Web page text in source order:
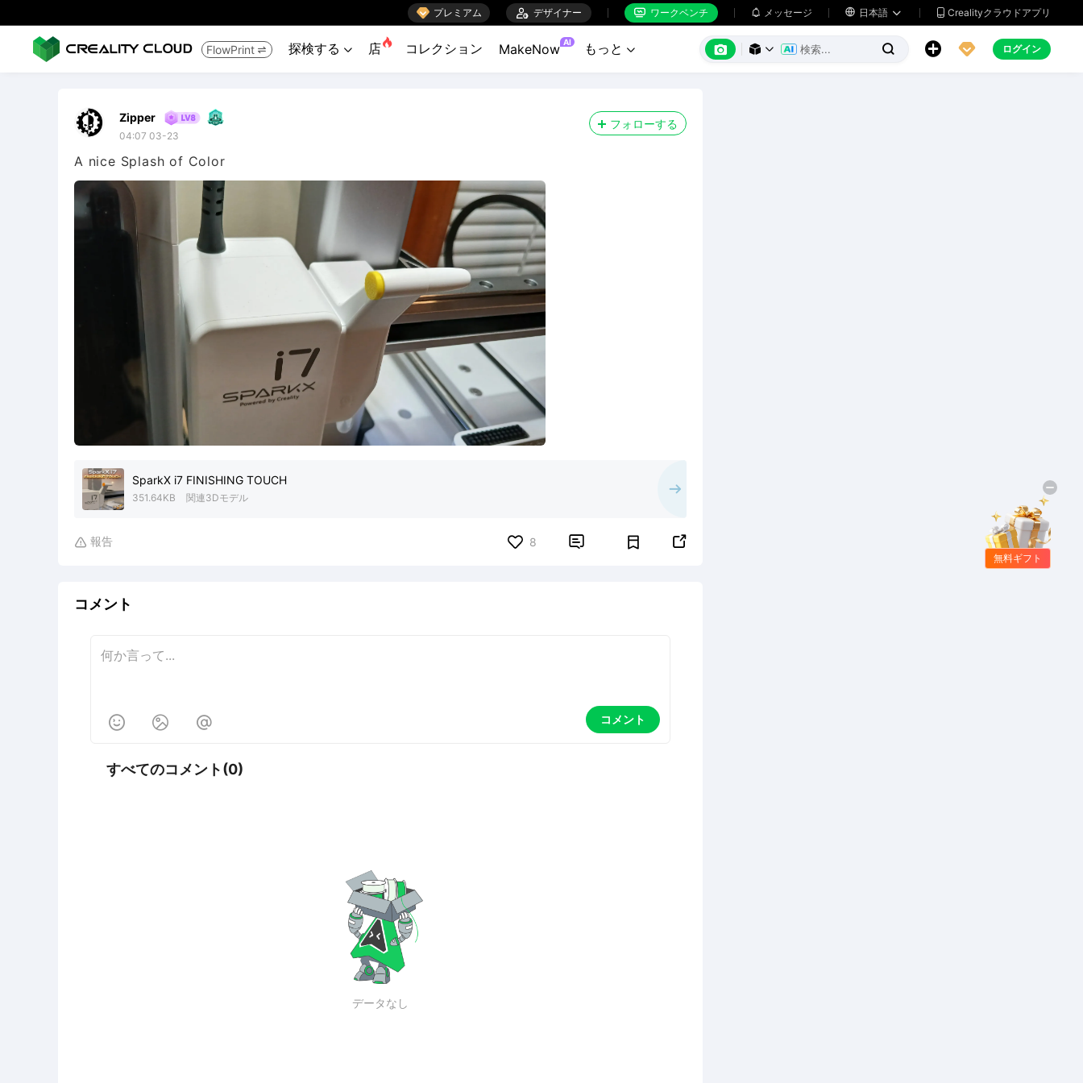
 プレミアム  デザイナー  ワークベンチ  メッセージ  日本語   Crealityクラウドアプリ
FlowPrint  探検する  店 コレクション MakeNow AI もっと        ログイン
Zipper
04:07 03-23
フォローする
A nice Splash of Color
SparkX i7 FINISHING TOUCH
351.64KB 関連3Dモデル
 報告 8  
コメント
   コメント
すべてのコメント(0)
データなし
無料ギフト